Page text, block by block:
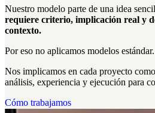
Nuestro modelo parte de una idea
requiere criterio, implicación real y
contexto.
Por eso no aplicamos modelos estándar.
Nos implicamos en cada proyecto
análisis, experiencia y ejecución para
Cómo trabajamos